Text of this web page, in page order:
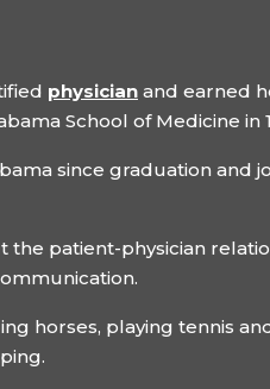
physician and earned
School of Medicine in
since graduation and
the patient-physician
horses, playing tennis